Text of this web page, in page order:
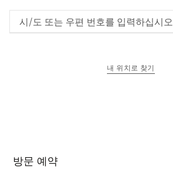
시/도 또는 우편 번호를 입력하십시오
내 위치로 찾기
방문 예약